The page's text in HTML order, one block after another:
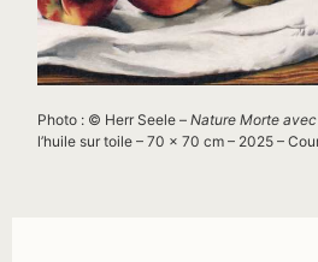
Photo : © Herr Seele –Nature Morte
l’huile sur toile – 70 x 70 cm – 2025 –